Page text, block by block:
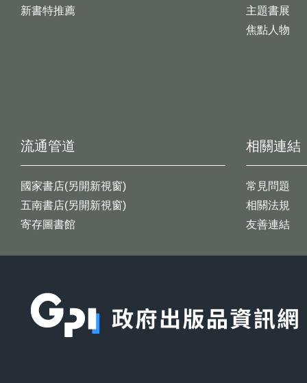
新書特推薦
主題書展
焦點人物
流通管道
國家書店(另開新視窗)
五南書店(另開新視窗)
寄存圖書館
相關連結
常見問題
相關法規
友善連結